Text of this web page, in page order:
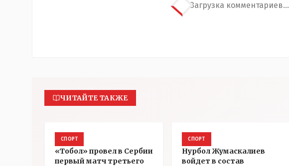
Загрузка комментариев...
ЧИТАЙТЕ ТАКЖЕ
СПОРТ
«Тобол» провел в Сербии
первый матч третьего
СПОРТ
Нурбол Жумаскалиев
войдет в состав